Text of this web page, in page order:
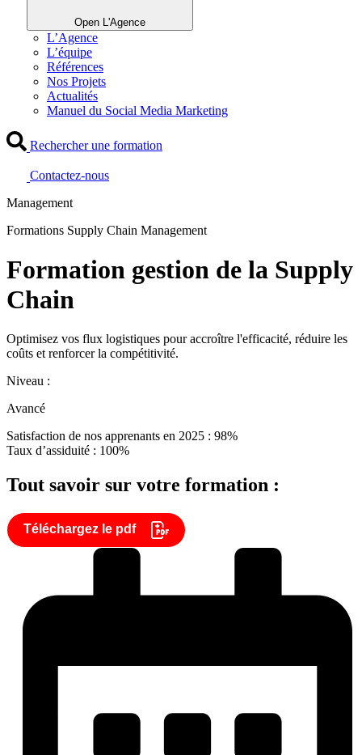
Open L'Agence
L’Agence
L’équipe
Références
Nos Projets
Actualités
Manuel du Social Media Marketing
Rechercher une formation
Contactez-nous
Management
Formations Supply Chain Management
Formation gestion de la Supply
Chain
Optimisez vos flux logistiques pour accroître l'efficacité, réduire les
coûts et renforcer la compétitivité.
Niveau :
Avancé
Satisfaction de nos apprenants en 2025 : 98%
Taux d’assiduité : 100%
Tout savoir sur votre formation :
Téléchargez le pdf